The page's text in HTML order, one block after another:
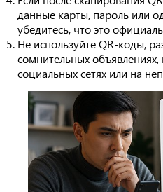
данные карты, пароль или
убедитесь, что это
Не используйте QR-коды,
сомнительных объявлениях,
социальных сетях или на